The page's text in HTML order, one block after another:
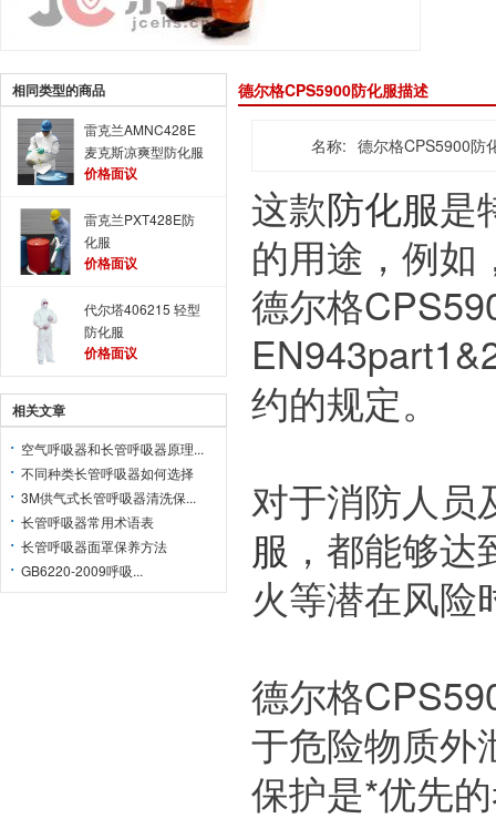
相同类型的商品
雷克兰AMNC428E
麦克斯凉爽型防化服
价格面议
雷克兰PXT428E防
化服
价格面议
代尔塔406215 轻型
防化服
价格面议
相关文章
空气呼吸器和长管呼吸器原理...
不同种类长管呼吸器如何选择
3M供气式长管呼吸器清洗保...
长管呼吸器常用术语表
长管呼吸器面罩保养方法
GB6220-2009呼吸...
德尔格CPS5900防化服描述
名称: 德尔格CPS5900防
这款防化服是
的用途，例如
德尔格
约的规定。
对于消防人员
服 ，都能够
火等潜在风险
德尔格
于危险物质外
保护是*优先